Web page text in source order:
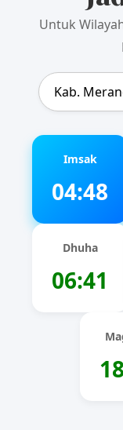
Untuk
Imsak
04:48
Dhuha
06:41